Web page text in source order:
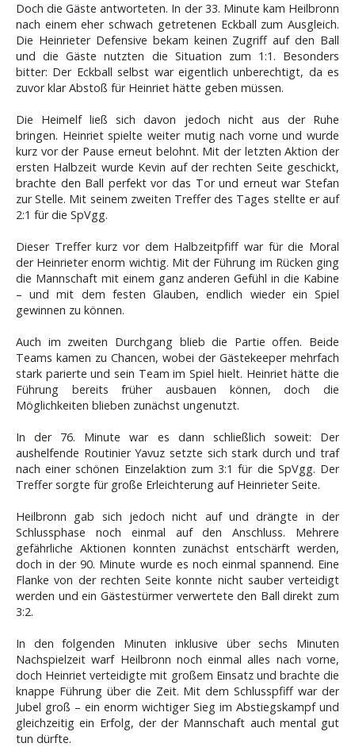
Doch die Gäste antworteten. In der 33. Minute kam Heilbronn
nach einem eher schwach getretenen Eckball zum Ausgleich.
Die Heinrieter Defensive bekam keinen Zugriff auf den Ball
und die Gäste nutzten die Situation zum 1:1. Besonders
bitter: Der Eckball selbst war eigentlich unberechtigt, da es
zuvor klar Abstoß für Heinriet hätte geben müssen.
Die Heimelf ließ sich davon jedoch nicht aus der Ruhe
bringen. Heinriet spielte weiter mutig nach vorne und wurde
kurz vor der Pause erneut belohnt. Mit der letzten Aktion der
ersten Halbzeit wurde Kevin auf der rechten Seite geschickt,
brachte den Ball perfekt vor das Tor und erneut war Stefan
zur Stelle. Mit seinem zweiten Treffer des Tages stellte er auf
2:1 für die SpVgg.
Dieser Treffer kurz vor dem Halbzeitpfiff war für die Moral
der Heinrieter enorm wichtig. Mit der Führung im Rücken ging
die Mannschaft mit einem ganz anderen Gefühl in die Kabine
– und mit dem festen Glauben, endlich wieder ein Spiel
gewinnen zu können.
Auch im zweiten Durchgang blieb die Partie offen. Beide
Teams kamen zu Chancen, wobei der Gästekeeper mehrfach
stark parierte und sein Team im Spiel hielt. Heinriet hätte die
Führung bereits früher ausbauen können, doch die
Möglichkeiten blieben zunächst ungenutzt.
In der 76. Minute war es dann schließlich soweit: Der
aushelfende Routinier Yavuz setzte sich stark durch und traf
nach einer schönen Einzelaktion zum 3:1 für die SpVgg. Der
Treffer sorgte für große Erleichterung auf Heinrieter Seite.
Heilbronn gab sich jedoch nicht auf und drängte in der
Schlussphase noch einmal auf den Anschluss. Mehrere
gefährliche Aktionen konnten zunächst entschärft werden,
doch in der 90. Minute wurde es noch einmal spannend. Eine
Flanke von der rechten Seite konnte nicht sauber verteidigt
werden und ein Gästestürmer verwertete den Ball direkt zum
3:2.
In den folgenden Minuten inklusive über sechs Minuten
Nachspielzeit warf Heilbronn noch einmal alles nach vorne,
doch Heinriet verteidigte mit großem Einsatz und brachte die
knappe Führung über die Zeit. Mit dem Schlusspfiff war der
Jubel groß – ein enorm wichtiger Sieg im Abstiegskampf und
gleichzeitig ein Erfolg, der der Mannschaft auch mental gut
tun dürfte.